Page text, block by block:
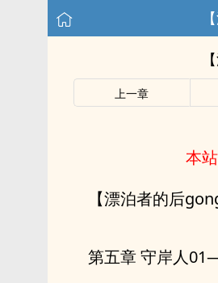
上一章
本
【漂泊者的后
第五章 守岸人